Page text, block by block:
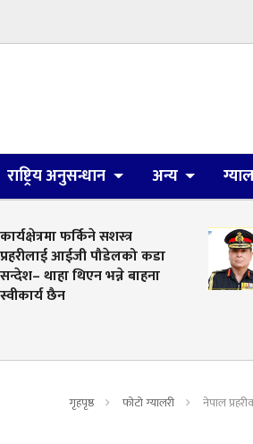
राष्ट्रिय अनुसन्धान अन्य
कार्यक्षेत्रमा फर्किने सशस्त्र
प्रहरीलाई आईजी पौडेलको कडा
सन्देश– थाहा थिएन भन्ने बाहना
स्वीकार्य छैन
गृहपृष्ठ फोटो ग्यालरी नेपाल